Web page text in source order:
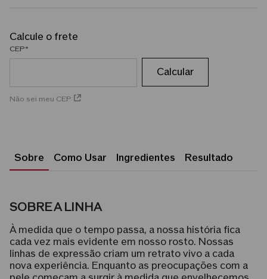
CEP
Não sei meu CEP
Sobre Como Usar Ingredientes Resultado
SOBRE A LINHA
À medida que o tempo passa, a nossa história fica
cada vez mais evidente em nosso rosto. Nossas
linhas de expressão criam um retrato vivo a cada
nova experiência. Enquanto as preocupações com a